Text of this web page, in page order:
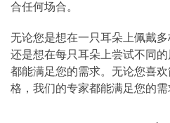
合任何场合。
无论您是想在一只耳朵上佩戴
还是想在每只耳朵上尝试不同
都能满足您的需求。无论您喜
格，我们的专家都能满足您的需